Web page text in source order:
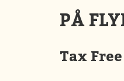
PÅ
Tax Free